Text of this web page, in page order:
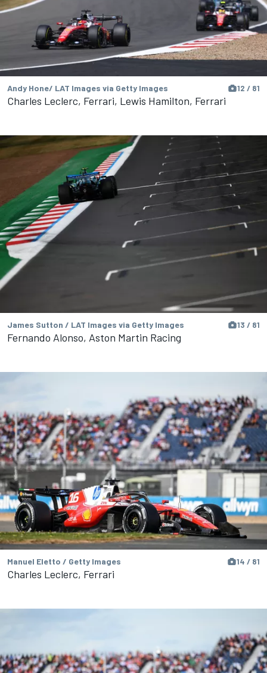
Andy Hone/ LAT Images via Getty Images 12 / 81
Charles Leclerc, Ferrari, Lewis Hamilton, Ferrari
James Sutton / LAT Images via Getty Images 13 / 81
Fernando Alonso, Aston Martin Racing
Manuel Eletto / Getty Images 14 / 81
Charles Leclerc, Ferrari